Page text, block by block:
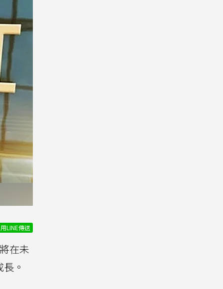
用LINE傳送
在未
。